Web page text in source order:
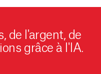
de l'argent, de
grâce à l'IA.